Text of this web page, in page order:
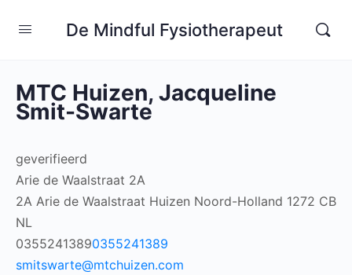
De Mindful Fysiotherapeut
MTC Huizen, Jacqueline
Smit-Swarte
geverifieerd
Arie de Waalstraat 2A
2A Arie de Waalstraat Huizen Noord-Holland 1272 CB
NL
03552413890355241389
smitswarte@mtchuizen.com